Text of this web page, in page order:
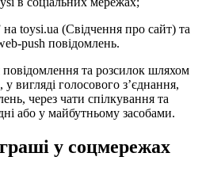
toysi.ua (Свідчення про сайт) та
push повідомлень.
та розсилок шляхом
вигляді голосового з’єднання,
через чати спілкування та
або у майбутньому засобами.
у соцмережах